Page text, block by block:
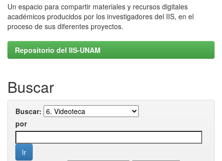
Un espacio para compartir materiales y recursos digitales
académicos producidos por los investigadores del IIS, en el
proceso de sus diferentes proyectos.
Repositorio del IIS-UNAM
Buscar
Buscar:
por